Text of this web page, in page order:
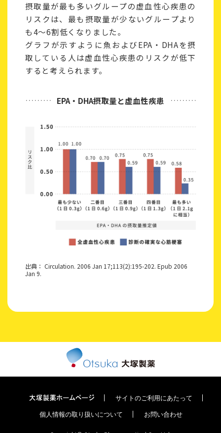
EPA・DHA摂取量と虚血性疾患
摂取量が最も多いグループの虚血性心疾患の
リスクは、最も摂取量が少ないグループより
も4～6割低くなりました。
グラフが示すように魚およびEPA・DHAを摂
取している人は虚血性心疾患のリスクが低下
すると考えられます。
出典： Circulation. 2006 Jan 17;113(2):195-202. Epub 2006
Jan 9.
サイトのご利用にあたって
個人情報の取り扱いについて お問い合わせ